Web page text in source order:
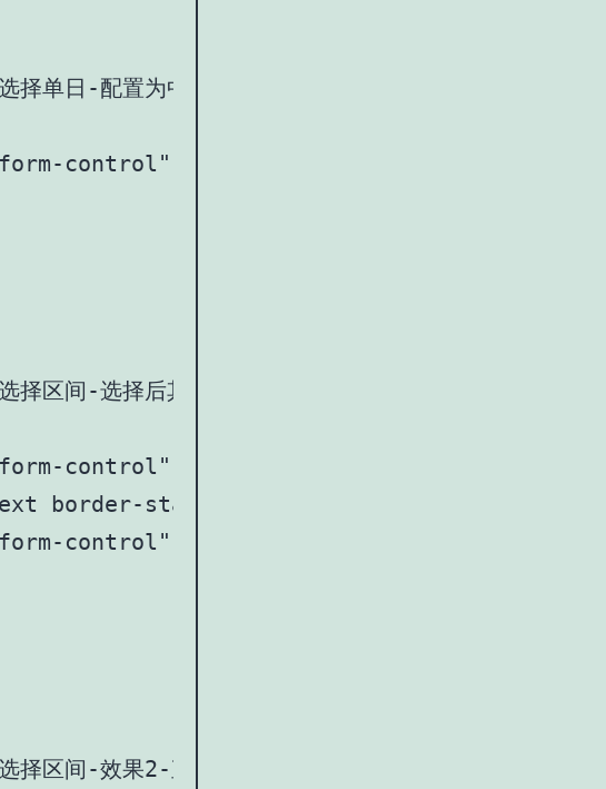
日-配置为中文常用格式</label>
control" id="datepicker3">
间-选择后其他灰掉不可选</label>
control" name="start" id="start-date" />
border-start-0 border-end-0 rounded-0">至
control" name="end" id="end-date" />
间-效果2-直接区间显示高亮-最实用（推荐）</